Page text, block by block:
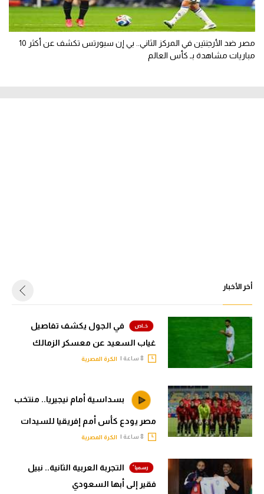
مصر ضد الأرجنتين في المركز الثاني.. بي إن سبورتس تكشف عن أكثر 10
مباريات مشاهدة بـ كأس العالم
أخر الأخبار
في الجول يكشف تفاصيل
غياب السعيد عن معسكر الزمالك
الكرة المصرية
بسداسية أمام نيجيريا.. منتخب
مصر يودع كأس أمم إفريقيا للسيدات
الكرة المصرية
التجربة العربية الثانية.. نبيل
فقير إلى أبها السعودي